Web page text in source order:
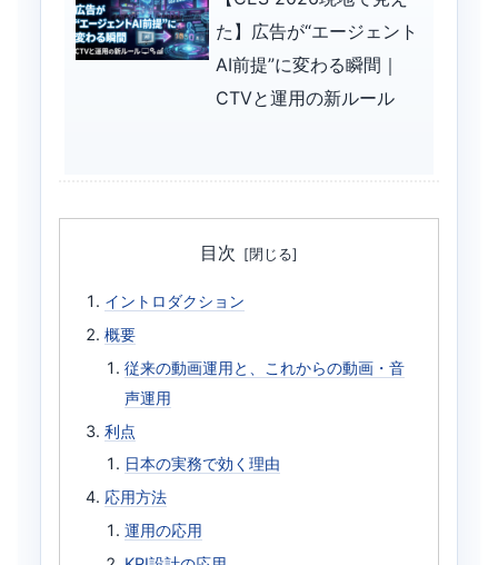
た】広告が“エージェント
AI前提”に変わる瞬間｜
CTVと運用の新ルール
目次
イントロダクション
概要
従来の動画運用と、これからの動画・音
声運用
利点
日本の実務で効く理由
応用方法
運用の応用